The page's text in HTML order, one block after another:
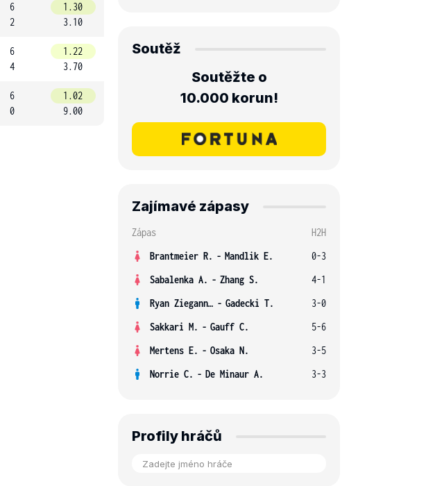
6
2
1.30
3.10
6
4
1.22
3.70
6
0
1.02
9.00
Soutěž
Soutěžte o
10.000 korun!
Zajímavé zápasy
Zápas
H2H
Brantmeier R. - Mandlik E.
0-3
Sabalenka A. - Zhang S.
4-1
Ryan Ziegann S. - Gadecki T.
3-0
Sakkari M. - Gauff C.
5-6
Mertens E. - Osaka N.
3-5
Norrie C. - De Minaur A. 3-3
Profily hráčů